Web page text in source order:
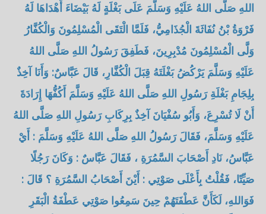
اللهِ صَلَّى اللهُ عَلَيْهِ وَسَلَّمَ عَلَى بَغْلَةٍ لَهُ بَيْضَاءَ أَهْدَاهَا لَهُ
فَرْوَةُ بْنُ نُفَاثَةَ الْجُذَامِيُّ، فَلَمَّا الْتَقَى الْمُسْلِمُونَ وَالْكُفَّارُ
وَلَّى الْمُسْلِمُونَ مُدْبِرِينَ، فَطَفِقَ رَسُولُ اللهِ صَلَّى اللهُ
عَلَيْهِ وَسَلَّمَ يَرْكُضُ بَغْلَتَهُ قِبَلَ الْكُفَّارِ، قَالَ عَبَّاسٌ: وَأَنَا آخِذٌ
بِلِجَامِ بَغْلَةِ رَسُولِ اللهِ صَلَّى اللهُ عَلَيْهِ وَسَلَّمَ أَكُفُّهَا إِرَادَةَ
أَنْ لَا تُسْرِعَ، وَأَبُو سُفْيَانَ آخِذٌ بِرِكَابِ رَسُولِ اللهِ صَلَّى اللهُ
عَلَيْهِ وَسَلَّمَ، فَقَالَ رَسُولُ اللهِ صَلَّى اللهُ عَلَيْهِ وَسَلَّمَ : أَيْ
عَبَّاسُ، نَادِ أَصْحَابَ السَّمُرَةِ ، فَقَالَ عَبَّاسٌ : وَكَانَ رَجُلًا
صَيِّتًا، فَقُلْتُ بِأَعْلَى صَوْتِي : أَيْنَ أَصْحَابُ السَّمُرَةِ ؟ قَالَ :
فَوَاللهِ، لَكَأَنَّ عَطْفَتَهُمْ حِينَ سَمِعُوا صَوْتِي عَطْفَةُ الْبَقَرِ